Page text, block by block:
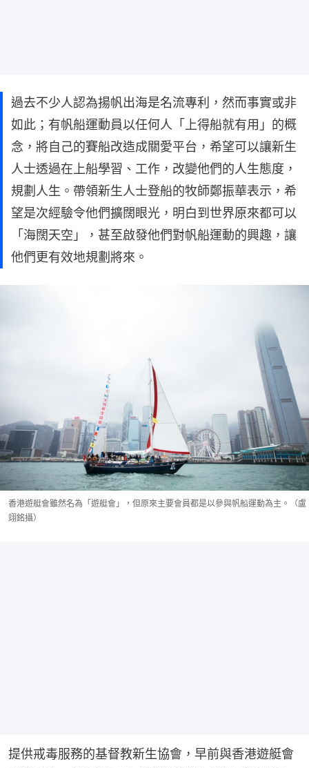
過去不少人認為揚帆出海是名流專利，然而事實或非
如此；有帆船運動員以任何人「上得船就有用」的概
念，將自己的賽船改造成關愛平台，希望可以讓新生
人士透過在上船學習、工作，改變他們的人生態度，
規劃人生。帶領新生人士登船的牧師鄭振華表示，希
望是次經驗令他們擴闊眼光，明白到世界原來都可以
「海闊天空」，甚至啟發他們對帆船運動的興趣，讓
他們更有效地規劃將來。
香港遊艇會雖然名為「遊艇會」，但原來主要會員都是以參與帆船運動為主。（盧
翊銘攝）
提供戒毒服務的基督教新生協會，早前與香港遊艇會